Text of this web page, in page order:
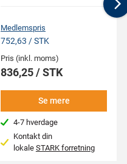
Medlemspris
752,63 / STK
Pris (inkl. moms)
836,25 / STK
Se mere
4-7 hverdage
Kontakt din
lokale STARK forretning